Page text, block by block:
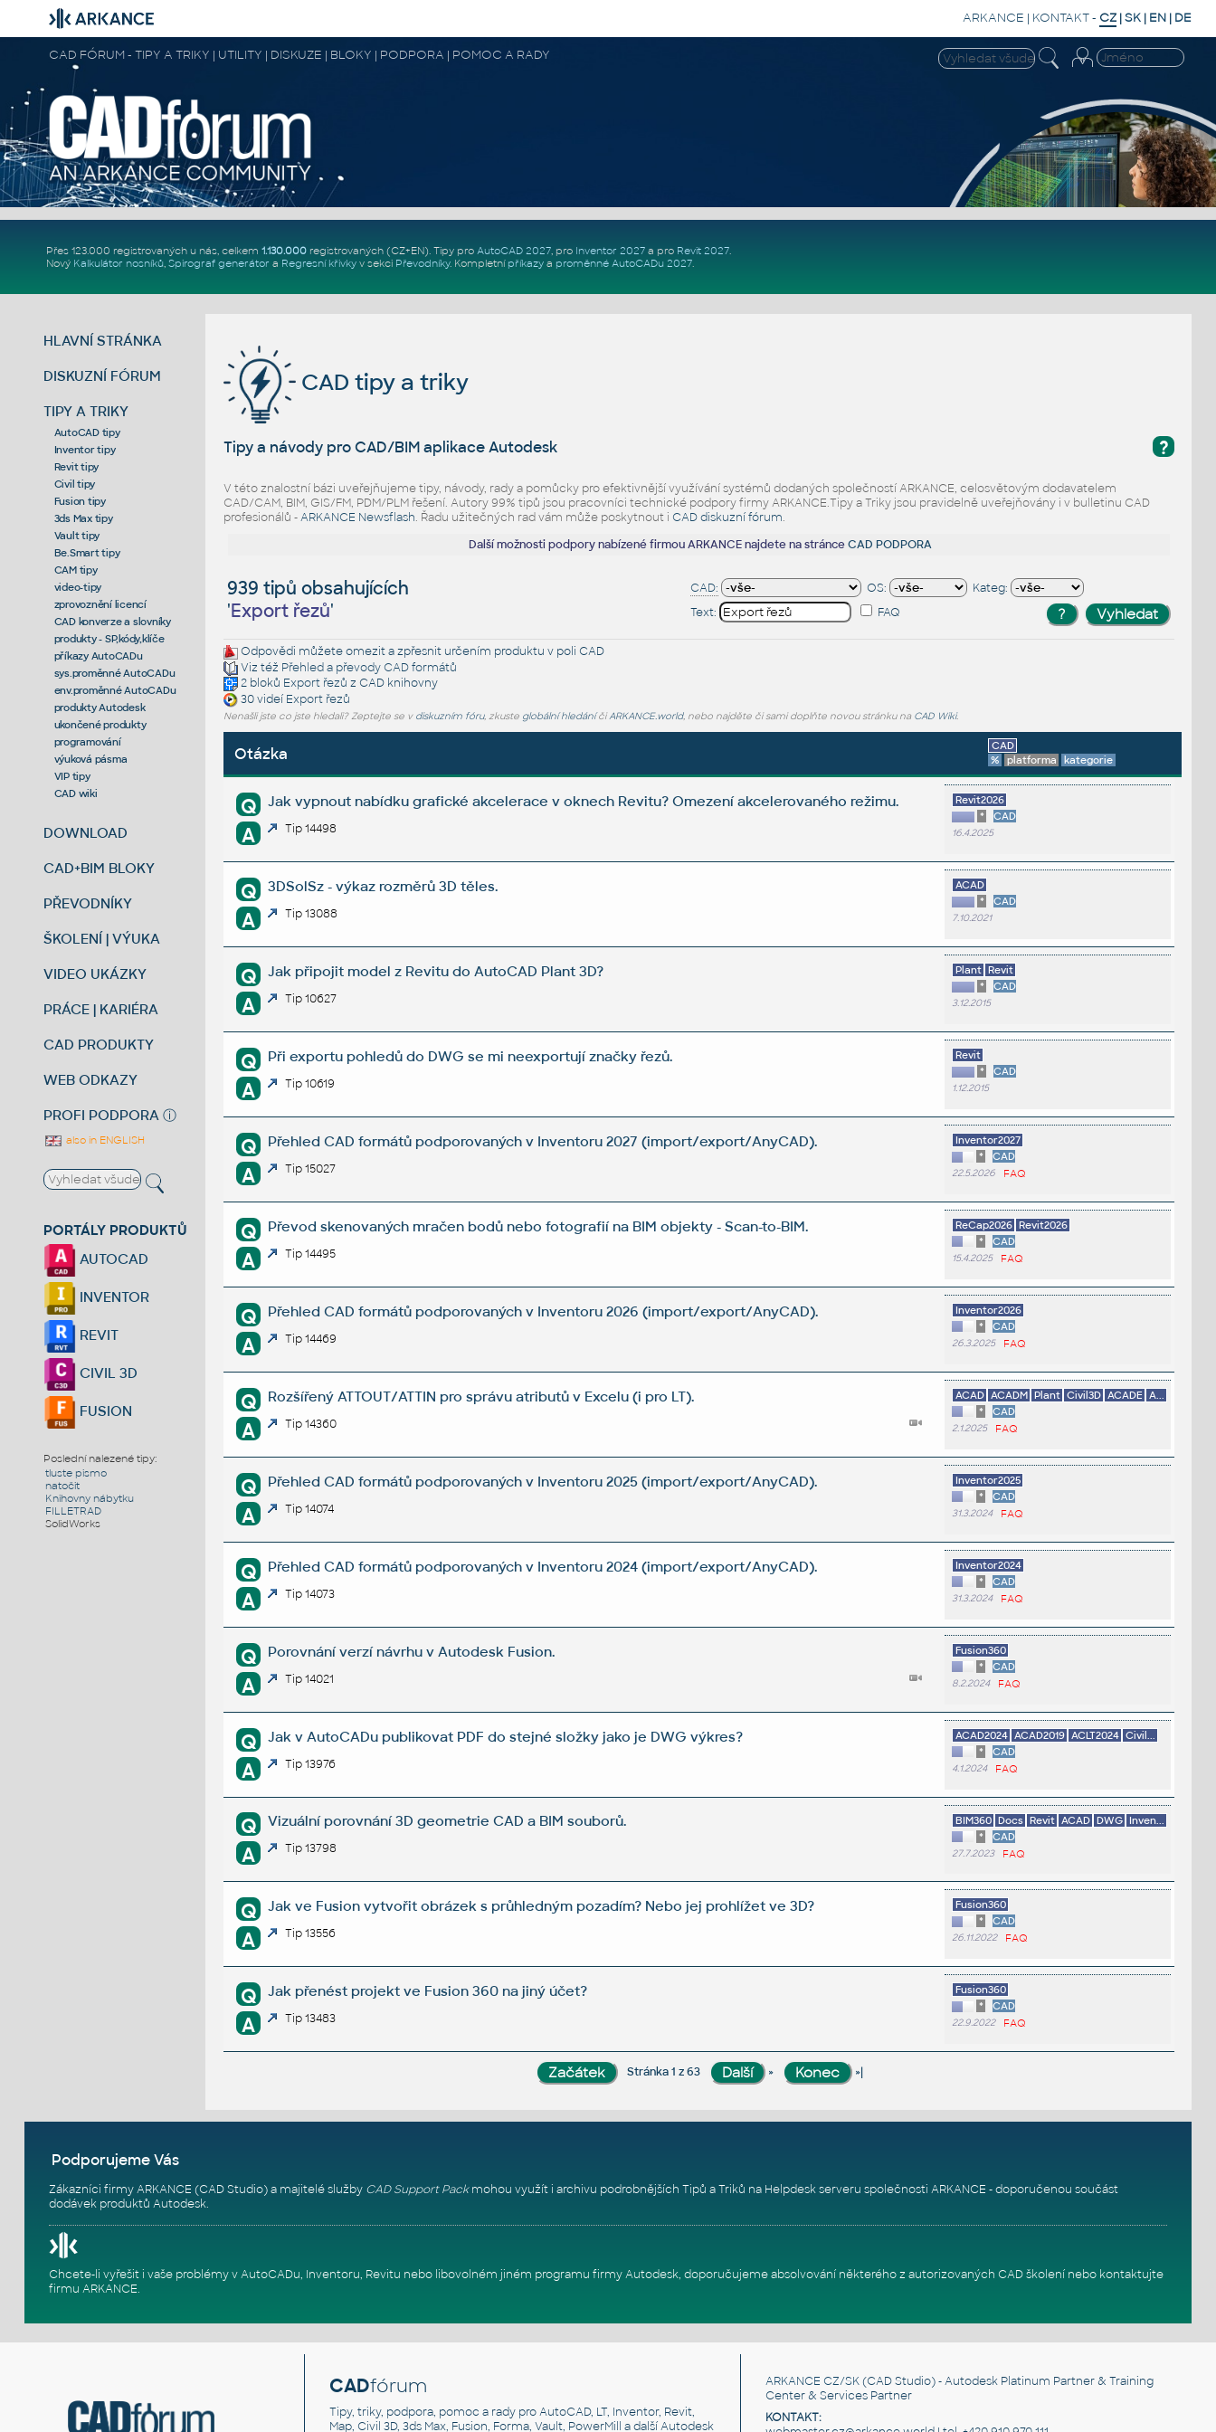
ARKANCE | KONTAKT- CZ |SK | EN | DE
CAD FÓRUM - TIPY A TRIKY | UTILITY | DISKUZE | BLOKY | PODPORA | POMOC A RADY
Přes 123.000 registrovaných u nás, celkem 1.130.000registrovaných (CZ+EN). Tipy pro AutoCAD 2027, pro Inventor 2027a pro Revit 2027.
Nový Kalkulátor nosníků, Spirograf generátor a Regresní křivkyv sekci Převodníky. Kompletní příkazya proměnné AutoCADu 2027.
HLAVNÍ STRÁNKA
DISKUZNÍ FÓRUM
TIPY A TRIKY
AutoCAD tipy
Inventor tipy
Revit tipy
Civil tipy
Fusion tipy
3ds Max tipy
Vault tipy
Be.Smart tipy
CAM tipy
video-tipy
zprovoznění licencí
CAD konverze a slovníky
produkty - SP,kódy,klíče
příkazy AutoCADu
sys.proměnné AutoCADu
env.proměnné AutoCADu
produkty Autodesk
ukončené produkty
programování
výuková pásma
VIP tipy
CAD wiki
DOWNLOAD
CAD+BIM BLOKY
PŘEVODNÍKY
ŠKOLENÍ | VÝUKA
VIDEO UKÁZKY
PRÁCE | KARIÉRA
CAD PRODUKTY
WEB ODKAZY
PROFI PODPORA ⓘ
also in ENGLISH
PORTÁLY PRODUKTŮ
AUTOCAD
INVENTOR
REVIT
CIVIL 3D
FUSION
Poslední nalezené tipy:
tluste pismo
natočit
Knihovny nábytku
FILLETRAD
SolidWorks
CAD tipy a triky
?
Tipy a návody pro CAD/BIM aplikace Autodesk
V této znalostní bázi uveřejňujeme tipy, návody, rady a pomůcky pro efektivnější využívání systémů dodaných společností ARKANCE, celosvětovým dodavatelem
CAD/CAM, BIM, GIS/FM, PDM/PLM řešení. Autory 99% tipů jsou pracovníci technické podpory firmy ARKANCE.Tipy a Triky jsou pravidelně uveřejňovány i v bulletinu CAD
profesionálů -ARKANCE Newsflash. Řadu užitečných rad vám může poskytnout i CAD diskuzní fórum.
Další možnosti podpory nabízené firmou ARKANCE najdete na stránceCAD PODPORA
939 tipů obsahujících
'Export řezů'
CAD: OS:
Kateg:
Text:
FAQ
Odpovědi můžete omezit a zpřesnit určením produktu v poli CAD
Viz též Přehled a převody CAD formátů
2 bloků Export řezů z CAD knihovny
30 videí Export řezů
Nenašli jste co jste hledali? Zeptejte se v diskuzním fóru, zkuste globální hledáníčiARKANCE.world, nebo najděte či sami doplňte novou stránku na CAD Wiki.
Otázka
CAD
%
platforma kategorie
Q Jak vypnout nabídku grafické akcelerace v oknech Revitu? Omezení akcelerovaného režimu.
A Tip 14498
Revit2026
*
CAD
16.4.2025
Q 3DSolSz - výkaz rozměrů 3D těles.
A Tip 13088
ACAD
*
CAD
7.10.2021
Q Jak připojit model z Revitu do AutoCAD Plant 3D?
A Tip 10627
Plant Revit
*
CAD
3.12.2015
Q Při exportu pohledů do DWG se mi neexportují značky řezů.
A Tip 10619
Revit
*
CAD
1.12.2015
Q Přehled CAD formátů podporovaných v Inventoru 2027 (import/export/AnyCAD).
A Tip 15027
Inventor2027
*
CAD
22.5.2026 FAQ
Q Převod skenovaných mračen bodů nebo fotografií na BIM objekty - Scan-to-BIM.
A Tip 14495
ReCap2026 Revit2026
*
CAD
15.4.2025 FAQ
Q Přehled CAD formátů podporovaných v Inventoru 2026 (import/export/AnyCAD).
A Tip 14469
Inventor2026
*
CAD
26.3.2025 FAQ
Q Rozšířený ATTOUT/ATTIN pro správu atributů v Excelu (i pro LT).
A Tip 14360
ACAD ACADM Plant Civil3D ACADE A...
*
CAD
2.1.2025 FAQ
Q Přehled CAD formátů podporovaných v Inventoru 2025 (import/export/AnyCAD).
A Tip 14074
Inventor2025
*
CAD
31.3.2024 FAQ
Q Přehled CAD formátů podporovaných v Inventoru 2024 (import/export/AnyCAD).
A Tip 14073
Inventor2024
*
CAD
31.3.2024 FAQ
Q Porovnání verzí návrhu v Autodesk Fusion.
A Tip 14021
Fusion360
*
CAD
8.2.2024 FAQ
Q Jak v AutoCADu publikovat PDF do stejné složky jako je DWG výkres?
A Tip 13976
ACAD2024 ACAD2019 ACLT2024 Civil...
*
CAD
4.1.2024 FAQ
Q Vizuální porovnání 3D geometrie CAD a BIM souborů.
A Tip 13798
BIM360 Docs Revit ACAD DWG Inven...
*
CAD
27.7.2023 FAQ
Q Jak ve Fusion vytvořit obrázek s průhledným pozadím? Nebo jej prohlížet ve 3D?
A Tip 13556
Fusion360
*
CAD
26.11.2022 FAQ
Q Jak přenést projekt ve Fusion 360 na jiný účet?
A Tip 13483
Fusion360
*
CAD
22.9.2022 FAQ
Stránka 1 z 63 » »|
Podporujeme Vás
Zákazníci firmy ARKANCE (CAD Studio) a majitelé služby CAD Support Packmohou využít i archivu podrobnějších Tipů a Triků na Helpdesk serveru společnosti ARKANCE - doporučenou součást
dodávek produktů Autodesk.
Chcete-li vyřešit i vaše problémy v AutoCADu, Inventoru, Revitu nebo libovolném jiném programu firmy Autodesk, doporučujeme absolvování některého z autorizovaných CAD školenínebo kontaktujte
firmu ARKANCE.
CADfórum
Tipy, triky, podpora, pomoc a rady pro AutoCAD, LT, Inventor, Revit,
Map, Civil 3D, 3ds Max, Fusion, Forma, Vault, PowerMill a další Autodesk
ARKANCE CZ/SK(CAD Studio) - Autodesk Platinum Partner & Training
Center & Services Partner
KONTAKT: